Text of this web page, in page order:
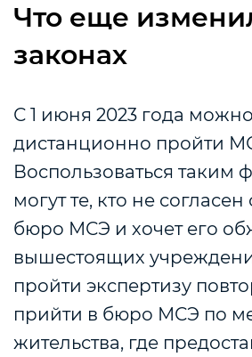
Что еще
законах
С 1 июня 2023 года
дистанционно пройти
Воспользоваться таким
могут те, кто не
бюро МСЭ и хочет его
вышестоящих
пройти экспертизу
прийти в бюро МСЭ по
жительства, где